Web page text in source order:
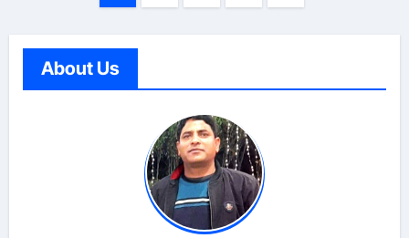
About Us